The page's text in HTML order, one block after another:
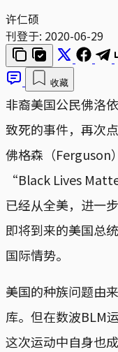
许仁硕
刊登于: 2020-06-29
收藏
非裔美国公民佛洛
致死的事件，再次
佛格森（Ferguson
“Black Lives
已经从全美，进一
即将到来的美国总
国际情势。
美国的种族问题由
库。但在数波BLM
这次运动中自身也